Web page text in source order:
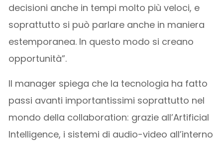
decisioni anche in tempi molto più veloci, e
soprattutto si può parlare anche in maniera
estemporanea. In questo modo si creano
opportunità”.
Il manager spiega che la tecnologia ha fatto
passi avanti importantissimi soprattutto nel
mondo della collaboration: grazie all’Artificial
Intelligence, i sistemi di audio-video all’interno